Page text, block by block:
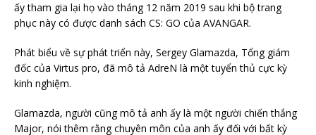
ấy tham gia lại họ vào tháng 12 năm 2019 sau khi bộ trang
phục này có được danh sách CS: GO của AVANGAR.
Phát biểu về sự phát triển này, Sergey Glamazda, Tổng giám
đốc của Virtus pro, đã mô tả AdreN là một tuyển thủ cực kỳ
kinh nghiệm.
Glamazda, người cũng mô tả anh ấy là một người chiến thắng
Major, nói thêm rằng chuyên môn của anh ấy đối với bất kỳ